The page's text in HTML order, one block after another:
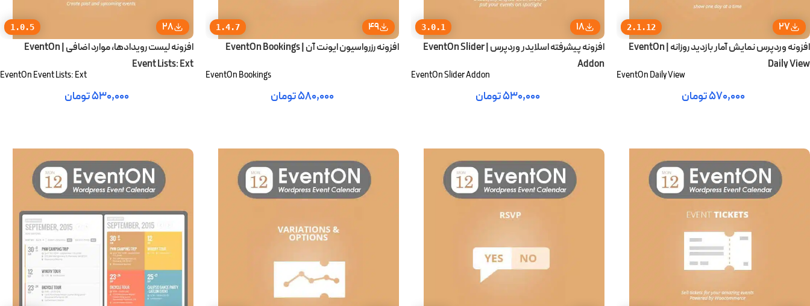
27
2.1.12
افزونه وردپرس نمایش آمار بازدید روزانه | EventOn
Daily View
EventOn Daily View
۵۷۰,۰۰۰تومان
18
3.0.1
افزونه پیشرفته اسلایدر وردپرس | EventOn Slider
Addon
EventOn Slider Addon
۵۳۰,۰۰۰تومان
49
1.4.7
افزونه رزرواسیون ایونت آن | EventOn Bookings
EventOn Bookings
۵۸۰,۰۰۰تومان
28
1.0.5
افزونه لیست رویدادها، موارد اضافی | EventOn
Event Lists: Ext
EventOn Event Lists: Ext
۵۳۰,۰۰۰تومان